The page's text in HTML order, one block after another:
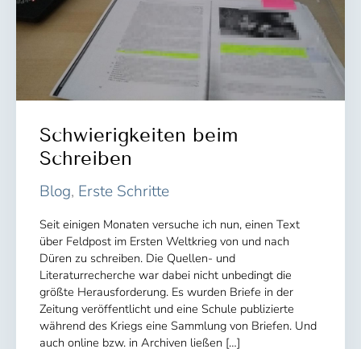
Schwierigkeiten beim
Schreiben
Blog, Erste Schritte
Seit einigen Monaten versuche ich nun, einen Text
über Feldpost im Ersten Weltkrieg von und nach
Düren zu schreiben. Die Quellen- und
Literaturrecherche war dabei nicht unbedingt die
größte Herausforderung. Es wurden Briefe in der
Zeitung veröffentlicht und eine Schule publizierte
während des Kriegs eine Sammlung von Briefen. Und
auch online bzw. in Archiven ließen […]